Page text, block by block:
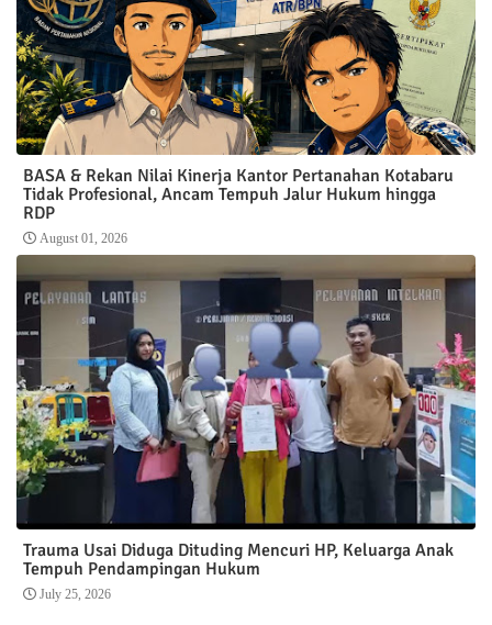
BASA & Rekan Nilai Kinerja Kantor Pertanahan Kotabaru
Tidak Profesional, Ancam Tempuh Jalur Hukum hingga
RDP
August 01, 2026
Trauma Usai Diduga Dituding Mencuri HP, Keluarga Anak
Tempuh Pendampingan Hukum
July 25, 2026